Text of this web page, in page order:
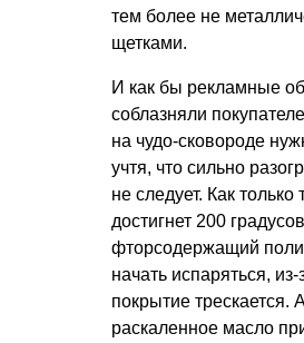
тем более не
щетками.
И как бы рекламные
соблазняли
на чудо-сковороде
учтя, что сильно
не следует. Как только
достигнет 200
фторсодержащий
начать испаряться, из-
покрытие трескается.
раскаленное масло